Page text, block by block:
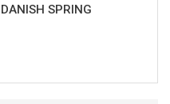
DANISH SPRING